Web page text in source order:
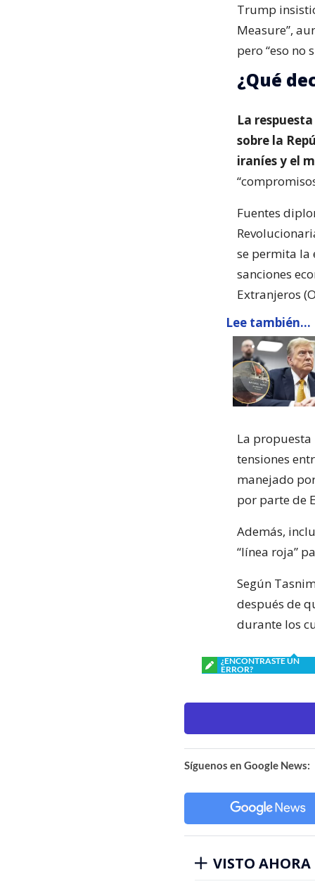
Trump
Measure”,
pero “eso no
¿Qué
La
sobre la
iraníes y el
Fuentes
se permita la
sanciones
Extranjeros
Lee también...
La propuesta
tensiones
manejado
por parte de
Además,
“línea roja”
Según
después de
durante los
¿ENCONTRASTE UN
ERROR?
Síguenos en Google News:
VISTO AHORA